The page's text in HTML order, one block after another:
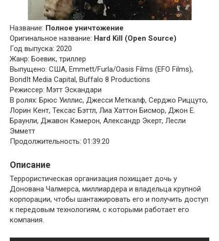
Название: Полное уничтожение
Оригинальное название: Hard Kill (Open Source)
Год выпуска: 2020
Жанр: Боевик, триллер
Выпущено: США, Emmett/Furla/Oasis Films (EFO Films),
BondIt Media Capital, Buffalo 8 Productions
Режиссер: Мэтт Эскандари
В ролях: Брюс Уиллис, Джесси Меткалф, Серджо Риццуто,
Лорин Кент, Тексас Бэттл, Лиа Хаттон Бисмор, Джон Е.
Браунли, Джавон Кэмерон, Александр Экерт, Лесли
Эмметт
Продолжительность: 01:39:20
Описание
Террористическая организация похищает дочь у
Донована Чалмерса, миллиардера и владельца крупной
корпорации, чтобы шантажировать его и получить доступ
к передовым технологиям, с которыми работает его
компания.